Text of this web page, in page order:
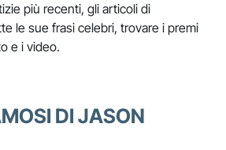
più recenti, gli articoli di
le sue frasi celebri, trovare i premi
e i video.
DI JASON